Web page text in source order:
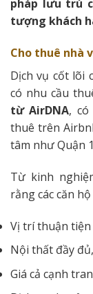
pháp lưu trú
tượng khách
Cho thuê nhà
Dịch vụ cốt lõi
có nhu cầu
từ AirDNA, có
thuê trên
tâm như Quận
Từ kinh
rằng các căn
Vị trí thuận tiện
Nội thất đầy
Giá cả cạnh